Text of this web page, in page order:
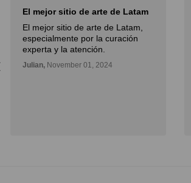
El mejor sitio de arte de Latam
El mejor sitio de arte de Latam,
especialmente por la curación
experta y la atención.
Julian, November 01, 2024